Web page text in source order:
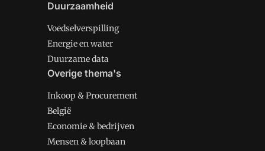
Duurzaamheid
Voedselverspilling
Energie en water
Duurzame data
Overige thema's
Inkoop & Procurement
België
Economie & bedrijven
Mensen & loopbaan